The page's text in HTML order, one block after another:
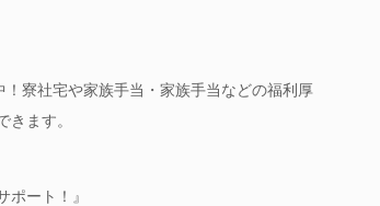
寮社宅や家族手当・家族手当などの福利厚
ます。
ポート！』